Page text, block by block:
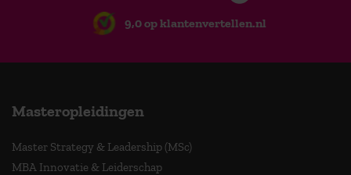
9,0 op klantenvertellen.nl
Masteropleidingen
Master Strategy & Leadership (MSc)
MBA Innovatie & Leiderschap